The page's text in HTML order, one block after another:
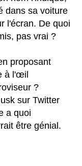
dans sa voiture
l'écran. De quoi
pas vrai ?
proposant
à l'œil
?
sur Twitter
a quoi
être génial.